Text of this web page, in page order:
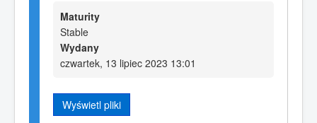
Maturity
Stable
Wydany
czwartek, 13 lipiec 2023 13:01
Wyświetl pliki